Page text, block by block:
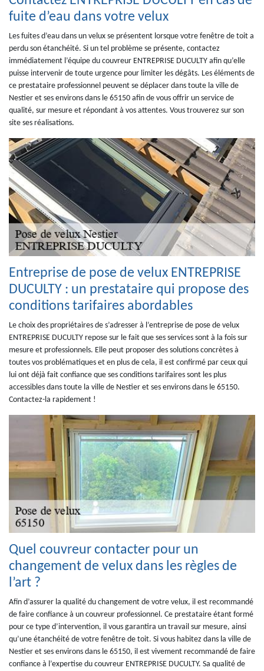
fuite d’eau dans votre velux
Les fuites d’eau dans un velux se présentent lorsque votre fenêtre de toit a
perdu son étanchéité. Si un tel problème se présente, contactez
immédiatement l’équipe du couvreur ENTREPRISE DUCULTY afin qu’elle
puisse intervenir de toute urgence pour limiter les dégâts. Les éléments de
ce prestataire professionnel peuvent se déplacer dans toute la ville de
Nestier et ses environs dans le 65150 afin de vous offrir un service de
qualité, sur mesure et répondant à vos attentes. Vous trouverez sur son
site ses réalisations.
Entreprise de pose de velux ENTREPRISE
DUCULTY : un prestataire qui propose des
conditions tarifaires abordables
Le choix des propriétaires de s’adresser à l’entreprise de pose de velux
ENTREPRISE DUCULTY repose sur le fait que ses services sont à la fois sur
mesure et professionnels. Elle peut proposer des solutions concrètes à
toutes vos problématiques et en plus de cela, il est confirmé par ceux qui
lui ont déjà fait confiance que ses conditions tarifaires sont les plus
accessibles dans toute la ville de Nestier et ses environs dans le 65150.
Contactez-la rapidement !
Quel couvreur contacter pour un
changement de velux dans les règles de
l’art ?
Afin d’assurer la qualité du changement de votre velux, il est recommandé
de faire confiance à un couvreur professionnel. Ce prestataire étant formé
pour ce type d’intervention, il vous garantira un travail sur mesure, ainsi
qu’une étanchéité de votre fenêtre de toit. Si vous habitez dans la ville de
Nestier et ses environs dans le 65150, il est vivement recommandé de faire
confiance à l’expertise du couvreur ENTREPRISE DUCULTY. Sa qualité de